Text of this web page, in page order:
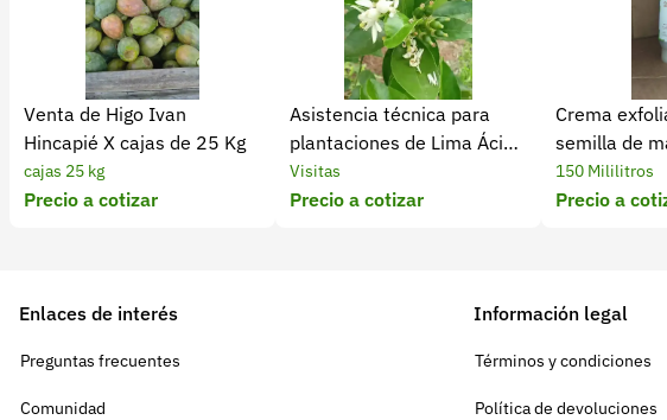
d
i
d
Venta de Higo Ivan
Hincapié X cajas de 25 Kg
cajas 25 kg
Precio a cotizar
Asistencia técnica para
plantaciones de Lima Ácida
Tahití
Visitas
Precio a cotizar
Crema
semilla de
150 Mililitros
Precio a
Enlaces de interés
Preguntas frecuentes
Comunidad
Información legal
Términos y condiciones
Política de devoluciones